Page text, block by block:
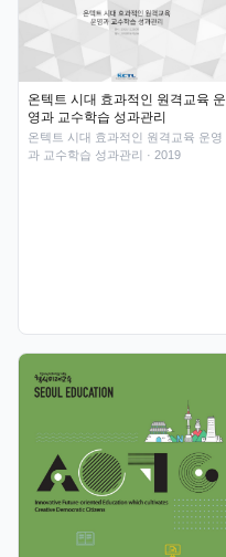
온텍트 시대 효과적인 원격교육 운
영과 교수학습 성과관리
온텍트 시대 효과적인 원격교육 운영
과 교수학습 성과관리
· 2019